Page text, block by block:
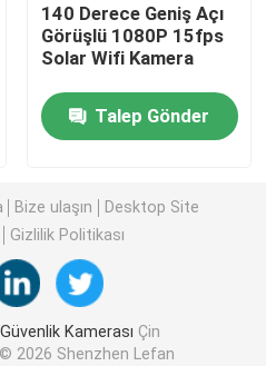
140 Derece Geniş Açı
Görüşlü 1080P 15fps
Solar Wifi Kamera
Talep Gönder
Bize ulaşın
Desktop Site
Gizlilik Politikası
Kamerası Çin
2026 Shenzhen Lefan